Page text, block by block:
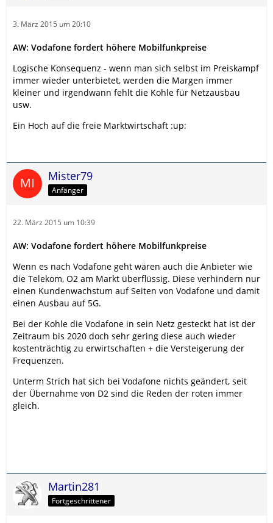
3. März 2015 um 20:10
AW: Vodafone fordert höhere Mobilfunkpreise
Logische Konsequenz - wenn man sich selbst im Preiskampf
immer wieder unterbietet, werden die Margen immer
kleiner und irgendwann fehlt die Kohle für Netzausbau
usw.
Ein Hoch auf die freie Marktwirtschaft :up:
Mister79
Anfänger
22. März 2015 um 10:39
AW: Vodafone fordert höhere Mobilfunkpreise
Wenn es nach Vodafone geht wären auch die Anbieter wie
die Telekom, O2 am Markt überflüssig. Diese verhindern nur
einen Kundenwachstum auf Seiten von Vodafone und damit
einen Ausbau auf 5G.
Bei der Kohle die Vodafone in sein Netz gesteckt hat ist der
Zeitraum bis 2020 doch sehr gering diese auch wieder
kostenträchtig zu erwirtschaften + die Versteigerung der
Frequenzen.
Unterm Strich hat sich bei Vodafone nichts geändert, seit
der Übernahme von D2 sind die Reden der roten immer
gleich.
Martin281
Fortgeschrittener